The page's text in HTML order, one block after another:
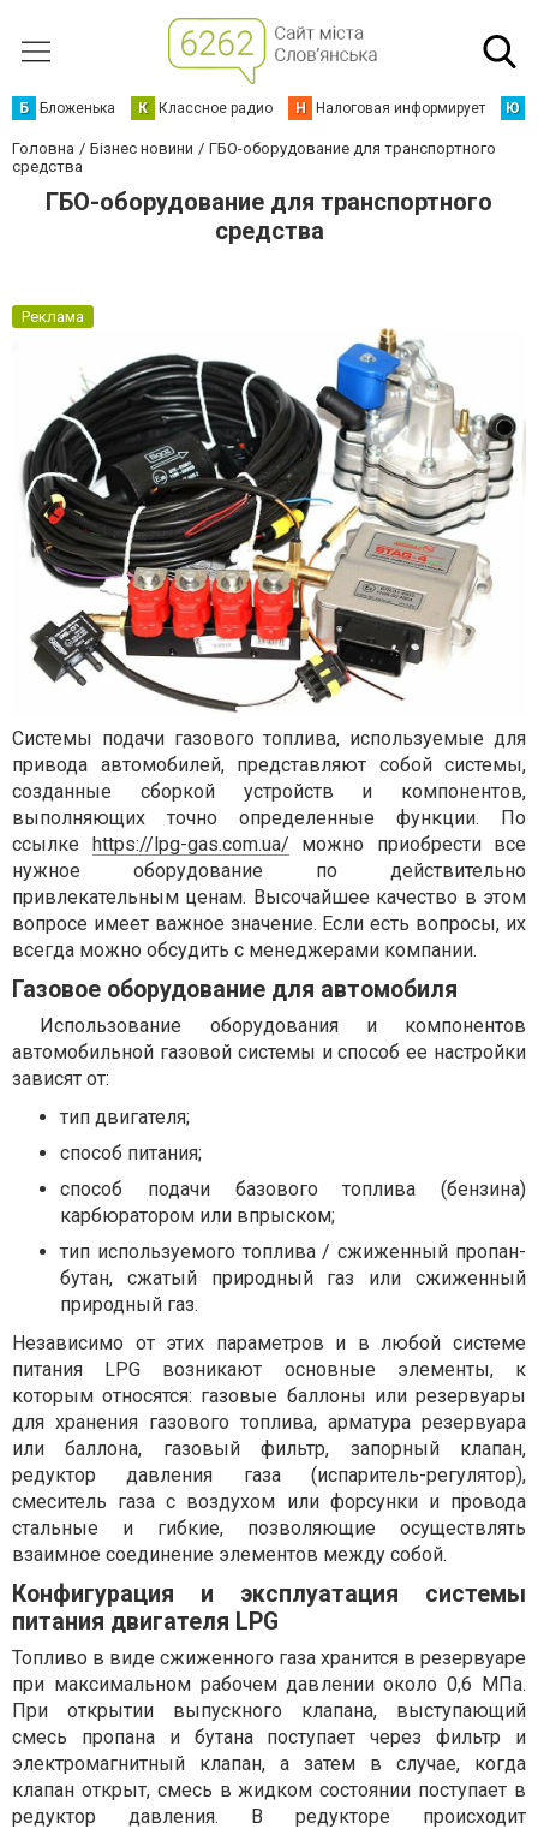
Б Бложенька К Классное радио Н Налоговая информирует Ю
Головна Бізнес новини
ГБО-оборудование для транспортного
средства
ГБО-оборудование для транспортного
средства
Реклама
Системы подачи газового топлива, используемые для
привода автомобилей, представляют собой системы,
созданные сборкой устройств и компонентов,
выполняющих точно определенные функции. По
ссылке https://lpg-gas.com.ua/ можно приобрести все
нужное оборудование по действительно
привлекательным ценам. Высочайшее качество в этом
вопросе имеет важное значение. Если есть вопросы, их
всегда можно обсудить с менеджерами компании.
Газовое оборудование для автомобиля
Использование оборудования и компонентов
автомобильной газовой системы и способ ее настройки
зависят от:
тип двигателя;
способ питания;
способ подачи базового топлива (бензина)
карбюратором или впрыском;
тип используемого топлива / сжиженный пропан-
бутан, сжатый природный газ или сжиженный
природный газ.
Независимо от этих параметров и в любой системе
питания LPG возникают основные элементы, к
которым относятся: газовые баллоны или резервуары
для хранения газового топлива, арматура резервуара
или баллона, газовый фильтр, запорный клапан,
редуктор давления газа (испаритель-регулятор),
смеситель газа с воздухом или форсунки и провода
стальные и гибкие, позволяющие осуществлять
взаимное соединение элементов между собой.
Конфигурация и эксплуатация системы
питания двигателя LPG
Топливо в виде сжиженного газа хранится в резервуаре
при максимальном рабочем давлении около 0,6 МПа.
При открытии выпускного клапана, выступающий
смесь пропана и бутана поступает через фильтр и
электромагнитный клапан, а затем в случае, когда
клапан открыт, смесь в жидком состоянии поступает в
редуктор давления. В редукторе происходит